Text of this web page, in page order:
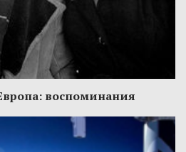
воспоминания